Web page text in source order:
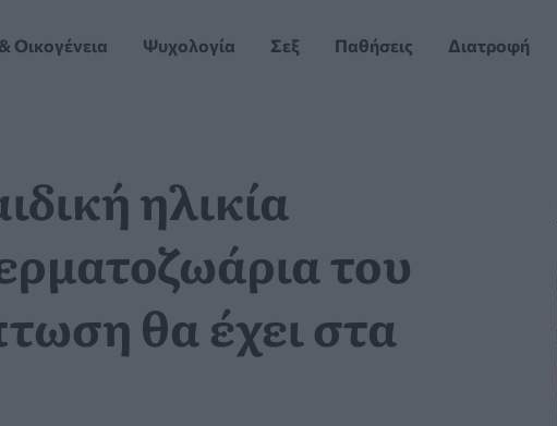
Οικογένεια Ψυχολογία Σεξ Παθήσεις Διατροφή
ηλικία
του
θα έχει στα